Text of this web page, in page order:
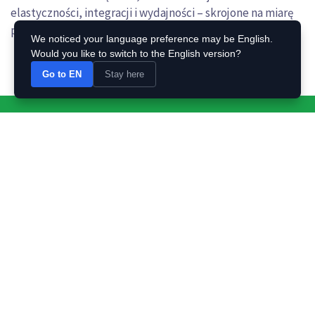
elastyczności, integracji i wydajności – skrojone na miarę
potrzeb Twojej fabryki.
We noticed your language preference may be English.
Would you like to switch to the English version?
Go to EN Stay here